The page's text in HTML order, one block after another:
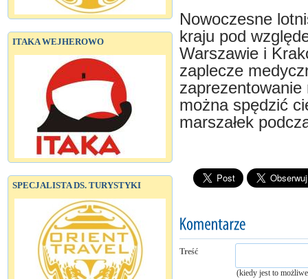
ITAKA WEJHEROWO
SPECJALISTA DS. TURYSTYKI
Nowoczesne
kraju pod
Warszawie i
zaplecze
można spędzić
marszałek
Treść
(kiedy jest to